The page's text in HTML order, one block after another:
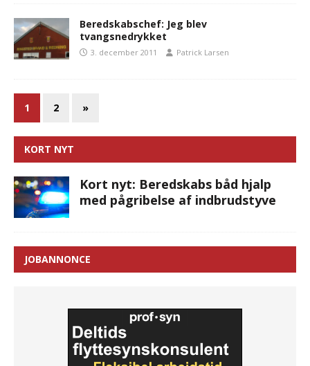
Beredskabschef: Jeg blev
tvangsnedrykket
3. december 2011 Patrick Larsen
1 2 »
KORT NYT
Kort nyt: Beredskabs båd hjalp
med pågribelse af indbrudstyve
JOBANNONCE